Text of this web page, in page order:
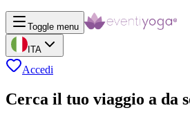
Toggle menu
ITA
Accedi
Cerca il tuo viaggio a da